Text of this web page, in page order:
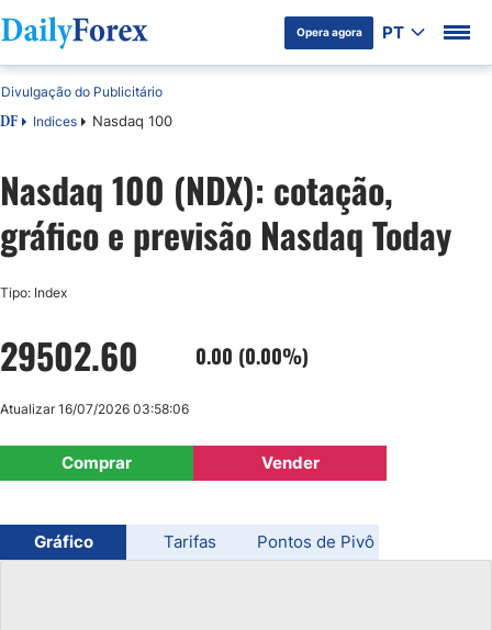
Opera agora PT
DF Indices Nasdaq 100
Divulgação do Publicitário
Nasdaq 100 (NDX): cotação,
gráfico e previsão Nasdaq Today
Tipo: Index
29502.60 0.00 (0.00%)
Comprar Vender
Atualizar 16/07/2026 03:58:06
Gráfico Tarifas Pontos de Pivô